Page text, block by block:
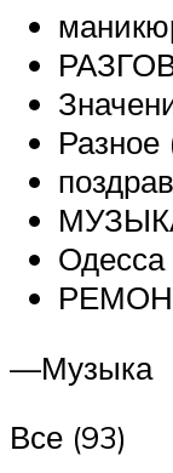
Разное
Одесса
—Музыка
Все (93)